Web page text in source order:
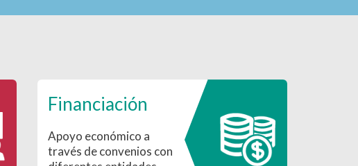
Financiación
Apoyo económico a
través de convenios con